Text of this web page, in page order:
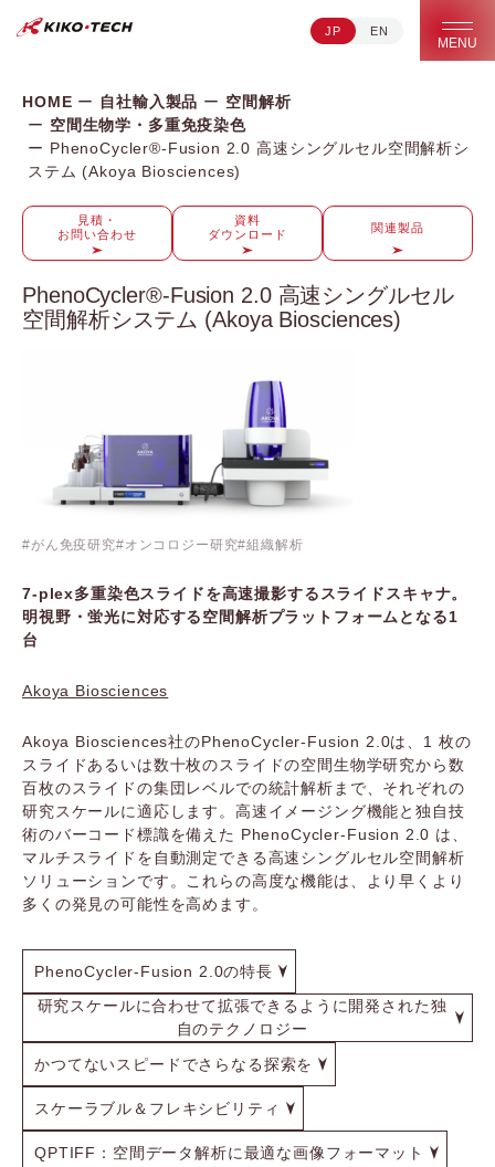
キコーテック株式会社 | ライフサイエンス研究への貢献
JP EN
MENU
HOME 自社輸入製品
空間解析
空間生物学・多重免疫染色
PhenoCycler®-Fusion 2.0 高速シングルセル空間解析シ
ステム (Akoya Biosciences)
見積・
お問い合わせ
資料
ダウンロード
関連製品
PhenoCycler®-Fusion 2.0 高速シングルセル
空間解析システム (Akoya Biosciences)
がん免疫研究 オンコロジー研究 組織解析
7-plex多重染色スライドを高速撮影するスライドスキャナ。
明視野・蛍光に対応する空間解析プラットフォームとなる1
台
Akoya Biosciences
Akoya Biosciences社のPhenoCycler-Fusion 2.0は、1 枚の
スライドあるいは数十枚のスライドの空間生物学研究から数
百枚のスライドの集団レベルでの統計解析まで、それぞれの
研究スケールに適応します。高速イメージング機能と独自技
術のバーコード標識を備えた PhenoCycler-Fusion 2.0 は、
マルチスライドを自動測定できる高速シングルセル空間解析
ソリューションです。これらの高度な機能は、より早くより
多くの発見の可能性を高めます。
PhenoCycler-Fusion 2.0の特長
研究スケールに合わせて拡張できるように開発された独
自のテクノロジー
かつてないスピードでさらなる探索を
スケーラブル＆フレキシビリティ
QPTIFF：空間データ解析に最適な画像フォーマット